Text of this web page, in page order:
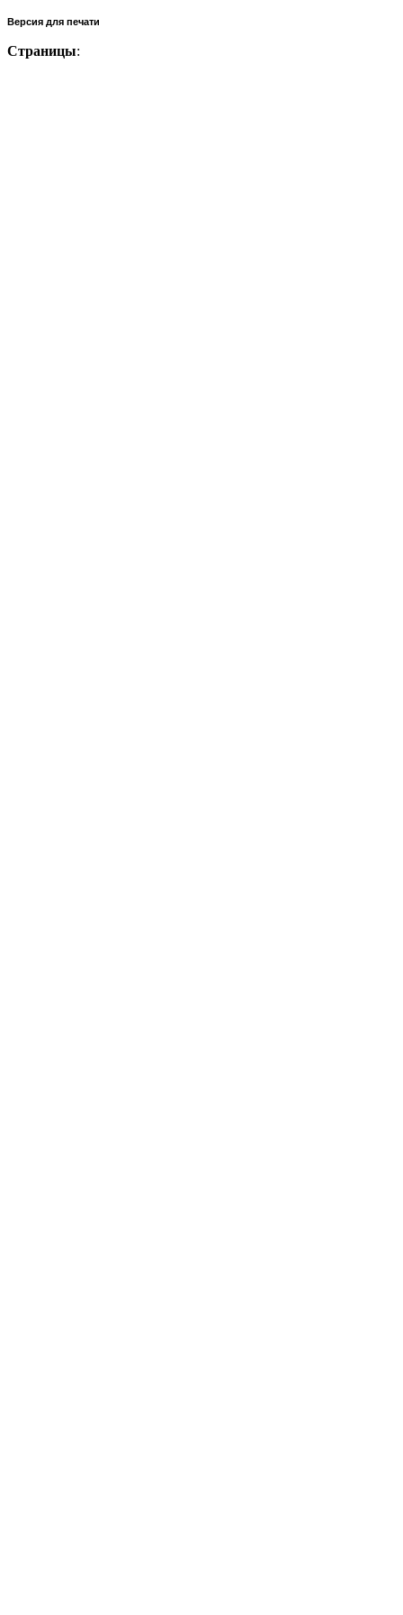
Версия для печати
Страницы: